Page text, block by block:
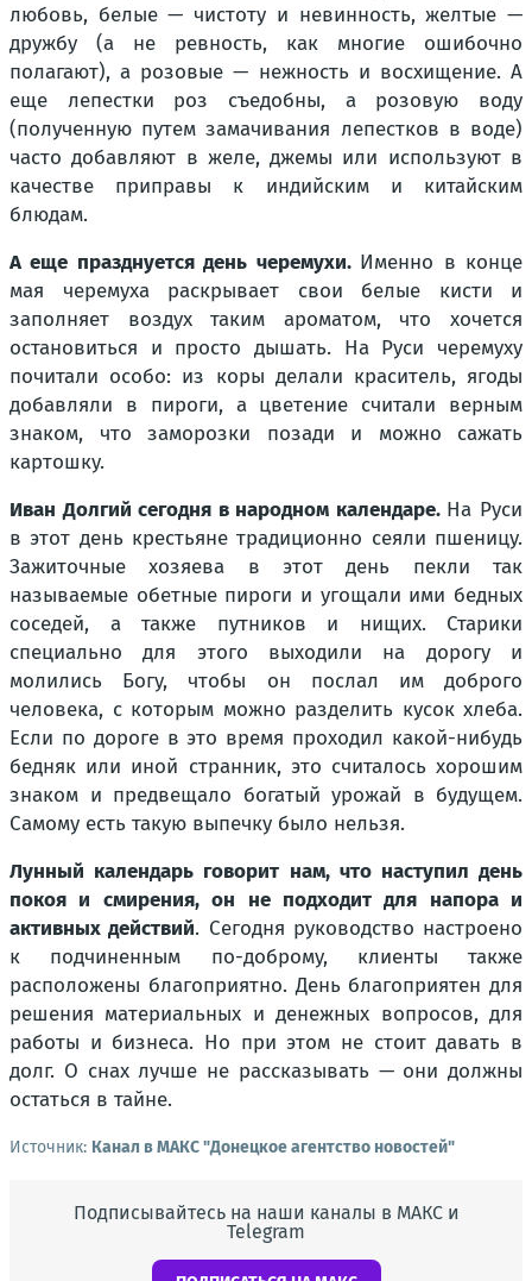
любовь, белые — чистоту и невинность, желтые —
дружбу (а не ревность, как многие ошибочно
полагают), а розовые — нежность и восхищение. А
еще лепестки роз съедобны, а розовую воду
(полученную путем замачивания лепестков в воде)
часто добавляют в желе, джемы или используют в
качестве приправы к индийским и китайским
блюдам.
А еще празднуется день черемухи. Именно в конце
мая черемуха раскрывает свои белые кисти и
заполняет воздух таким ароматом, что хочется
остановиться и просто дышать. На Руси черемуху
почитали особо: из коры делали краситель, ягоды
добавляли в пироги, а цветение считали верным
знаком, что заморозки позади и можно сажать
картошку.
Иван Долгий сегодня в народном календаре. На Руси
в этот день крестьяне традиционно сеяли пшеницу.
Зажиточные хозяева в этот день пекли так
называемые обетные пироги и угощали ими бедных
соседей, а также путников и нищих. Старики
специально для этого выходили на дорогу и
молились Богу, чтобы он послал им доброго
человека, с которым можно разделить кусок хлеба.
Если по дороге в это время проходил какой-нибудь
бедняк или иной странник, это считалось хорошим
знаком и предвещало богатый урожай в будущем.
Самому есть такую выпечку было нельзя.
Лунный календарь говорит нам, что наступил день
покоя и смирения, он не подходит для напора и
активных действий. Сегодня руководство настроено
к подчиненным по-доброму, клиенты также
расположены благоприятно. День благоприятен для
решения материальных и денежных вопросов, для
работы и бизнеса. Но при этом не стоит давать в
долг. О снах лучше не рассказывать — они должны
остаться в тайне.
Источник: Канал в МАКС "Донецкое агентство новостей"
Подписывайтесь на наши каналы в МАКС и
Telegram